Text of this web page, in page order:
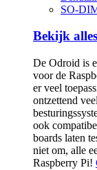
SO-
Bekijk
De Odroid is
voor de
er veel
ontzettend
ook
boards laten
niet om, alle
Raspberry Pi!